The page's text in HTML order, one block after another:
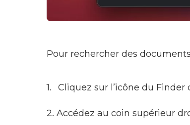
Pour rechercher des
Cliquez sur l’icône du Finder
2. Accédez au coin supérieur